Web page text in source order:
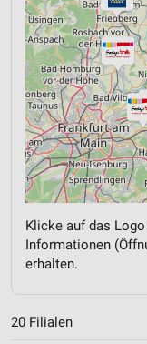
Klicke auf das
Informationen
erhalten.
20 Filialen